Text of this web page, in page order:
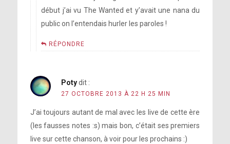
début j’ai vu The Wanted et y’avait une nana du
public on l’entendais hurler les paroles !
RÉPONDRE
Poty dit :
27 OCTOBRE 2013 À 22 H 25 MIN
J’ai toujours autant de mal avec les live de cette ère
(les fausses notes :s) mais bon, c’était ses premiers
live sur cette chanson, à voir pour les prochains :)